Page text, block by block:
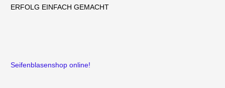
ERFOLG EINFACH GEMACHT
Seifenblasenshop online!